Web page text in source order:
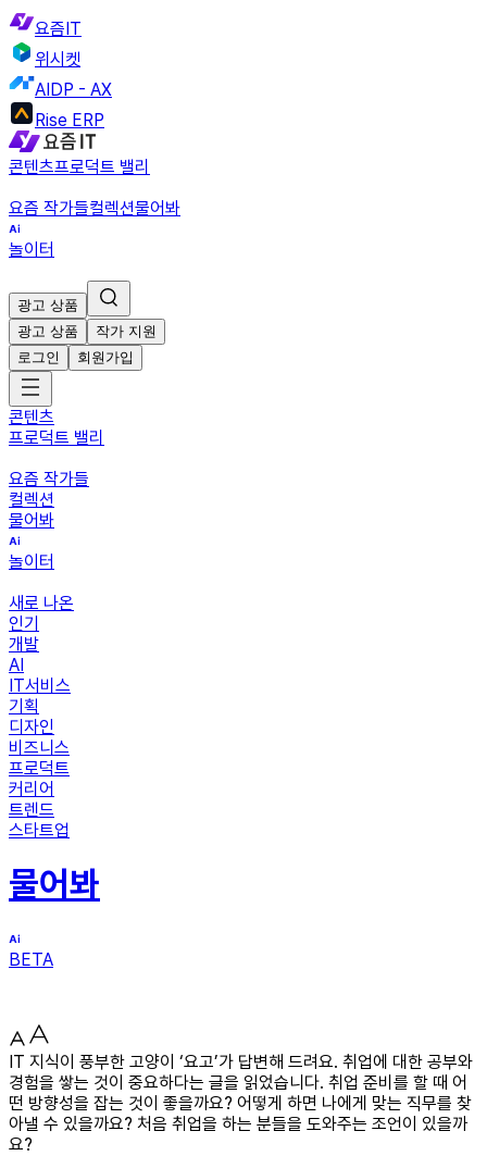
요즘IT
위시켓
AIDP - AX
Rise ERP
콘텐츠프로덕트 밸리
요즘 작가들컬렉션물어봐
놀이터
광고 상품
광고 상품
작가 지원
로그인
회원가입
콘텐츠
프로덕트 밸리
요즘 작가들
컬렉션
물어봐
놀이터
새로 나온
인기
개발
AI
IT서비스
기획
디자인
비즈니스
프로덕트
커리어
트렌드
스타트업
물어봐
BETA
IT 지식이 풍부한 고양이 ‘요고’가 답변해 드려요. 취업에 대한 공부와
경험을 쌓는 것이 중요하다는 글을 읽었습니다. 취업 준비를 할 때 어
떤 방향성을 잡는 것이 좋을까요? 어떻게 하면 나에게 맞는 직무를 찾
아낼 수 있을까요? 처음 취업을 하는 분들을 도와주는 조언이 있을까
요?